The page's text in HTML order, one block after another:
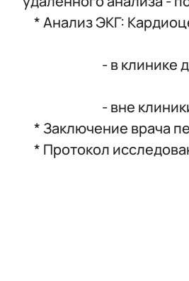
* Анализ ЭКГ:
- в клинике для
- вне клиники
* Заключение врача
* Протокол